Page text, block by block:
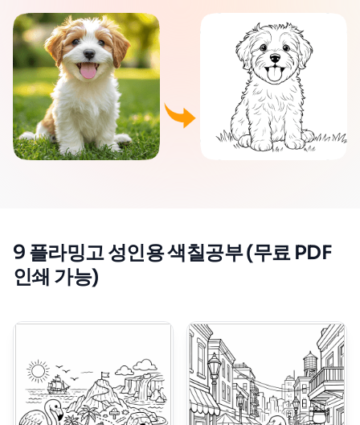
9 플라밍고 성인용 색칠공부 (무료 PDF
인쇄 가능)